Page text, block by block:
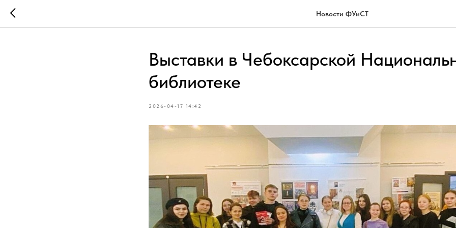
Новости ФУиСТ
Выставки в Чебоксарской
библиотеке
2026-04-17 14:42